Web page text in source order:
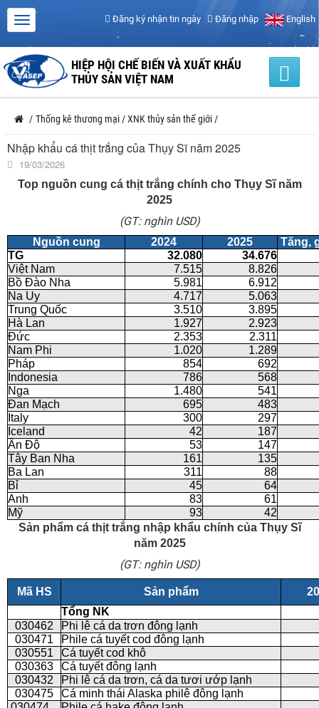
Đăng ký nhận tin ngày Đăng nhập English
HIỆP HỘI CHẾ BIẾN VÀ XUẤT KHẨU
THỦY SẢN VIỆT NAM
/ Thống kê thương mại /XNK thủy sản thế giới /
Nhập khẩu cá thịt trắng của Thụy Sĩ năm 2025
19/03/2026
Top nguồn cung cá thịt trắng chính cho Thụy Sĩ năm
2025
(GT: nghìn USD)
Nguồn cung 2024 2025
Tăng,
TG
32.080
34.676
Việt Nam
7.515
8.826
Bồ Đào Nha
5.981
6.912
Na Uy
4.717
5.063
Trung Quốc
3.510
3.895
Hà Lan
1.927
2.923
Đức
2.353
2.311
Nam Phi
1.020
1.289
Pháp
854
692
Indonesia
786
568
Nga
1.480
541
Đan Mạch
695
483
Italy
300
297
Iceland
42
187
Ấn Độ
53
147
Tây Ban Nha
161
135
Ba Lan
311
88
Bỉ
45
64
Anh
83
61
Mỹ
93
42
Sản phẩm cá thịt trắng nhập khẩu chính của Thụy Sĩ
năm 2025
(GT: nghìn USD)
Mã HS Sản phẩm
Tổng NK
030462
Phi lê cá da trơn đông lạnh
030471
Phile cá tuyết cod đông lạnh
030551
Cá tuyết cod khô
030363
Cá tuyết đông lạnh
030432
Phi lê cá da trơn, cá da tươi ướp lạnh
030475
Cá minh thái Alaska philê đông lạnh